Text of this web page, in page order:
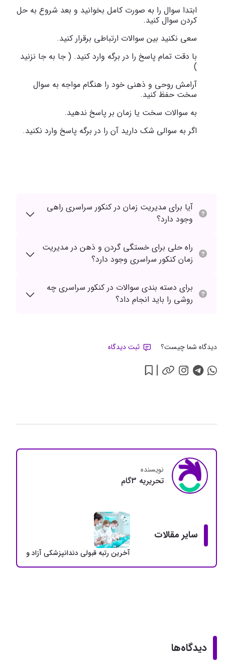
ابتدا سوال را به صورت کامل بخوانید و بعد شروع به حل
کردن سوال کنید.
سعی نکنید بین سوالات ارتباطی برقرار کنید.
با دقت تمام پاسخ را در برگه وارد کنید. ( جا به جا نزنید
)
آرامش روحی و ذهنی خود را هنگام مواجه به سوال
سخت حفظ کنید.
به سوالات سخت یا زمان بر پاسخ ندهید.
اگر به سوالی شک دارید آن را در برگه پاسخ وارد نکنید.
آیا برای مدیریت زمان در کنکور سراسری راهی
وجود دارد؟
راه حلی برای خستگی گردن و ذهن در مدیریت
زمان کنکور سراسری وجود دارد؟
برای دسته بندی سوالات در کنکور سراسری چه
روشی را باید انجام داد؟
دیدگاه شما چیست؟ ثبت دیدگاه
نویسنده
تحريريه 3گام
سایر مقالات
آخرین رتبه قبولی دندانپزشکی آزاد و دولتی +
دیدگاه‌ها